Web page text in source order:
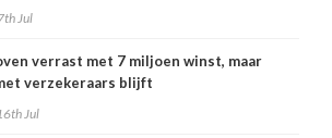
Jul
verrast met 7 miljoen winst, maar
verzekeraars blijft
Jul